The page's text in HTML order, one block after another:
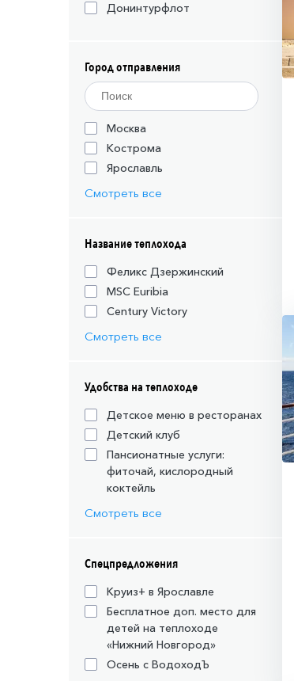
Донинтурфлот
Город отправления
Москва
Кострома
Ярославль
Смотреть все
Название теплохода
Феликс Дзержинский
MSC Euribia
Century Victory
Смотреть все
Удобства на теплоходе
Детское меню в ресторанах
Детский клуб
Пансионатные услуги:
фиточай, кислородный
коктейль
Смотреть все
Спецпредложения
Круиз+ в Ярославле
Бесплатное доп. место для
детей на теплоходе
«Нижний Новгород»
Осень с ВодоходЪ